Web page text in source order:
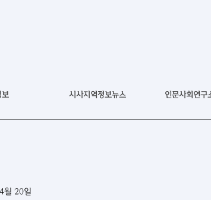
보 시사지역정보뉴스 인문사회연구
월 20일